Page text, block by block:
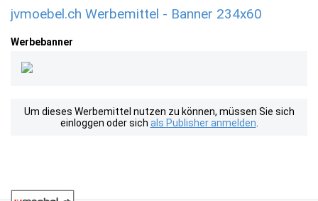
jvmoebel.ch Werbemittel - Banner 234x60
Werbebanner
Um dieses Werbemittel nutzen zu können, müssen Sie sich
einloggen oder sich als Publisher anmelden